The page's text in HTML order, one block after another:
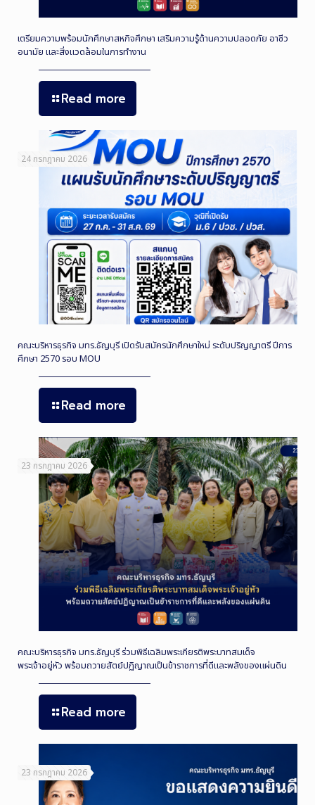
เตรียมความพร้อมนักศึกษาสหกิจศึกษา เสริมความรู้ด้านความปลอดภัย อาชีว
อนามัย และสิ่งแวดล้อมในการทำงาน
Read more
24 กรกฎาคม 2026
คณะบริหารธุรกิจ มทร.ธัญบุรี เปิดรับสมัครนักศึกษาใหม่ ระดับปริญญาตรี ปีการ
ศึกษา 2570 รอบ MOU
Read more
23 กรกฎาคม 2026
คณะบริหารธุรกิจ มทร.ธัญบุรี ร่วมพิธีเฉลิมพระเกียรติพระบาทสมเด็จ
พระเจ้าอยู่หัว พร้อมถวายสัตย์ปฏิญาณเป็นข้าราชการที่ดีและพลังของแผ่นดิน
Read more
23 กรกฎาคม 2026